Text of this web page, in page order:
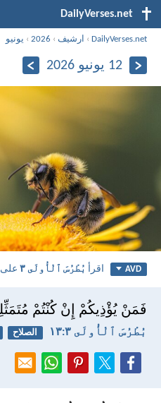
DailyVerses.net
DailyVerses.net
› ارشيف ›
2026
› يونيو
12 يونيو 2026
AVD اقرأ بُطْرُسَ ٱلْأُولَى ٣ على
فَمَنْ يُؤْذِيكُمْ إِنْ كُنْتُمْ
بُطْرُسَ ٱلْأُولَى ٣:‏١٣ الصلاح